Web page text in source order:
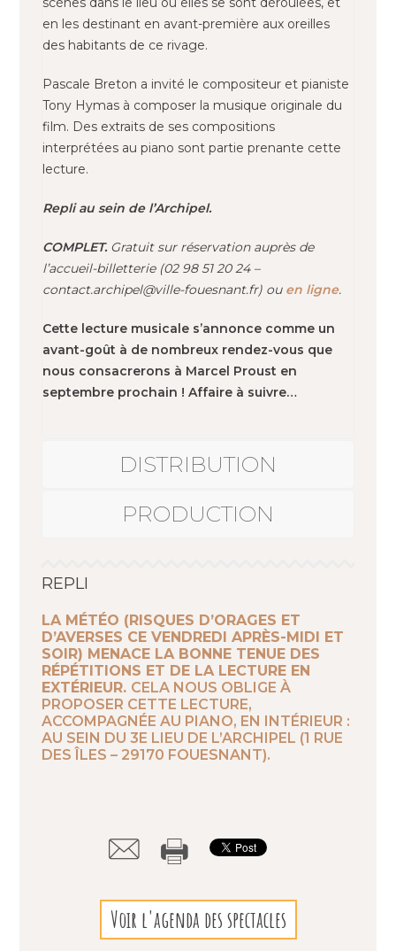
en les destinant en avant-première aux oreilles
des habitants de ce rivage.
Pascale Breton a invité le compositeur et pianiste
Tony Hymas à composer la musique originale du
film. Des extraits de ses compositions
interprétées au piano sont partie prenante cette
lecture.
Repli au sein de l’Archipel.
COMPLET. Gratuit sur réservation auprès de
l’accueil-billetterie (02 98 51 20 24 –
contact.archipel@ville-fouesnant.fr) ou en ligne.
Cette lecture musicale s’annonce comme un
avant-goût à de nombreux rendez-vous que
nous consacrerons à Marcel Proust en
septembre prochain ! Affaire à suivre…
DISTRIBUTION
PRODUCTION
REPLI
LA MÉTÉO (RISQUES D’ORAGES ET
D’AVERSES CE VENDREDI APRÈS-MIDI ET
SOIR) MENACE LA BONNE TENUE DES
RÉPÉTITIONS ET DE LA LECTURE EN
EXTÉRIEUR. CELA NOUS OBLIGE À
PROPOSER CETTE LECTURE,
ACCOMPAGNÉE AU PIANO, EN INTÉRIEUR :
AU SEIN DU 3E LIEU DE L’ARCHIPEL (1 RUE
DES ÎLES – 29170 FOUESNANT).
Voir l'agenda des spectacles